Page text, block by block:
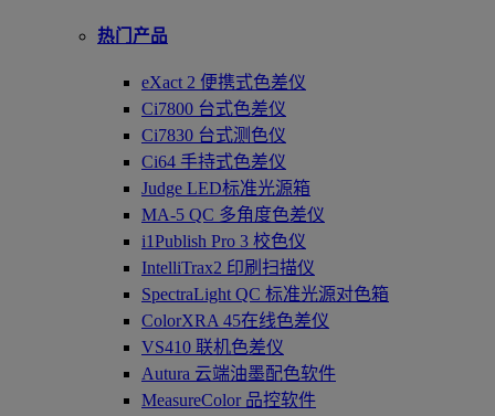
热门产品
eXact 2 便携式色差仪
Ci7800 台式色差仪
Ci7830 台式测色仪
Ci64 手持式色差仪
Judge LED标准光源箱
MA-5 QC 多角度色差仪
i1Publish Pro 3 校色仪
IntelliTrax2 印刷扫描仪
SpectraLight QC 标准光源对色箱
ColorXRA 45在线色差仪
VS410 联机色差仪
Autura 云端油墨配色软件
MeasureColor 品控软件